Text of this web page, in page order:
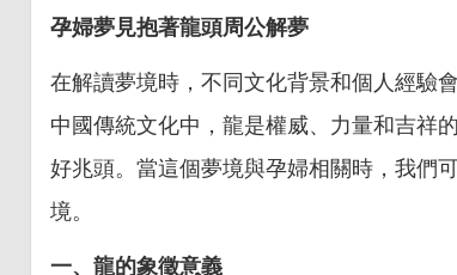
孕婦夢見抱著龍頭周公解夢
在解讀夢境時，不同文化背景和個人經驗
中國傳統文化中，龍是權威、力量和吉祥
好兆頭。當這個夢境與孕婦相關時，我們
境。
一、龍的象徵意義